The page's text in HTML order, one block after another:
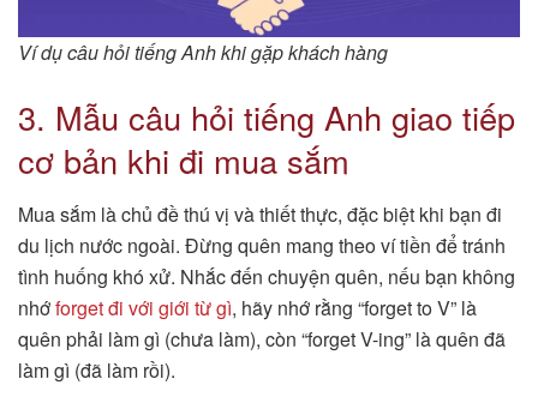
Ví dụ câu hỏi tiếng Anh khi gặp khách hàng
3. Mẫu câu hỏi tiếng Anh giao tiếp
cơ bản khi đi mua sắm
Mua sắm là chủ đề thú vị và thiết thực, đặc biệt khi bạn đi
du lịch nước ngoài. Đừng quên mang theo ví tiền để tránh
tình huống khó xử. Nhắc đến chuyện quên, nếu bạn không
nhớforget đi với giới từ gì, hãy nhớ rằng “forget to V” là
quên phải làm gì (chưa làm), còn “forget V-ing” là quên đã
làm gì (đã làm rồi).